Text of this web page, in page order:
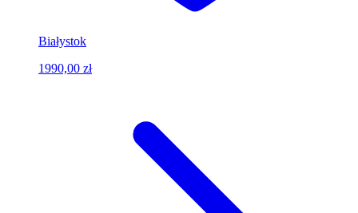
Białystok
1990,00 zł